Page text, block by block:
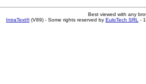
Best viewed with any
IntraText®(V89) - Some rights reserved by EuloTech SRL -